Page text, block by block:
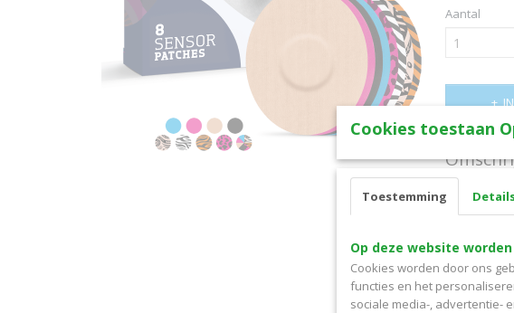
Aantal
CureTape
Mix
Speciaal
Reacties
Cookies toestaan
Toestemming
Op deze website
Cookies worden door ons
functies en het
sociale media-, advertentie-